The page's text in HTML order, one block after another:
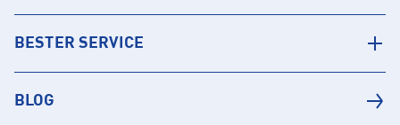
BESTER SERVICE
BLOG